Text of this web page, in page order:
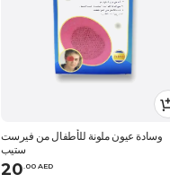
وسادة عيون ملونة للأطفال من فيرست
ستيب
20 00 AED